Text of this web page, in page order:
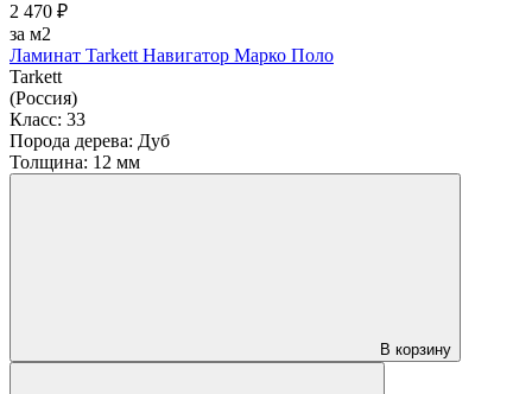
2 470 ₽
за м2
Ламинат Tarkett Навигатор Марко Поло
Tarkett
(Россия)
Класс: 33
Порода дерева: Дуб
Толщина: 12 мм
В корзину